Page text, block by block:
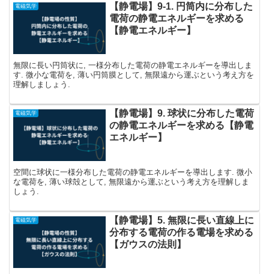
電磁気学
【静電場】9-1. 円筒内に分布した
電荷の静電エネルギーを求める
【静電エネルギー】
無限に長い円筒状に, 一様分布した電荷の静電エネルギーを導出しま
す. 微小な電荷を, 薄い円筒膜として, 無限遠から運ぶという考え方を
理解しましょう.
電磁気学
【静電場】9. 球状に分布した電荷
の静電エネルギーを求める【静電
エネルギー】
空間に球状に一様分布した電荷の静電エネルギーを導出します. 微小
な電荷を, 薄い球殻として, 無限遠から運ぶという考え方を理解しま
しょう.
電磁気学
【静電場】5. 無限に長い直線上に
分布する電荷の作る電場を求める
【ガウスの法則】